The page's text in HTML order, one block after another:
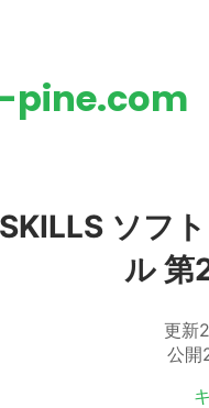
ソフ
ル 第
更新
公開